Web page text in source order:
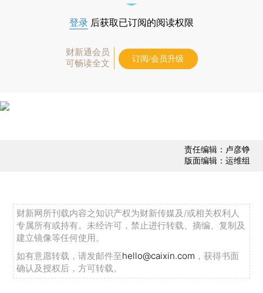
登录 后获取已订阅的阅读权限
财新通会员
可畅读全文
订阅/会员升级
责任编辑：卢彦铮
版面编辑：运维组
财新网所刊载内容之知识产权为财新传媒及/或相关权利人
专属所有或持有。未经许可，禁止进行转载、摘编、复制及
建立镜像等任何使用。
如有意愿转载，请发邮件至hello@caixin.com ，获得书面
确认及授权后，方可转载。